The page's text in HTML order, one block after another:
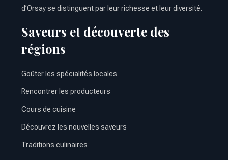
d’Orsay se distinguent par leur richesse et leur diversité.
Saveurs et découverte des
régions
Goûter les spécialités locales
Rencontrer les producteurs
Cours de cuisine
Découvrez les nouvelles saveurs
Traditions culinaires